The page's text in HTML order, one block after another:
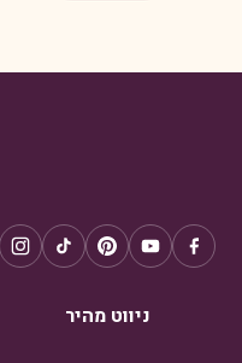
ניווט מהיר